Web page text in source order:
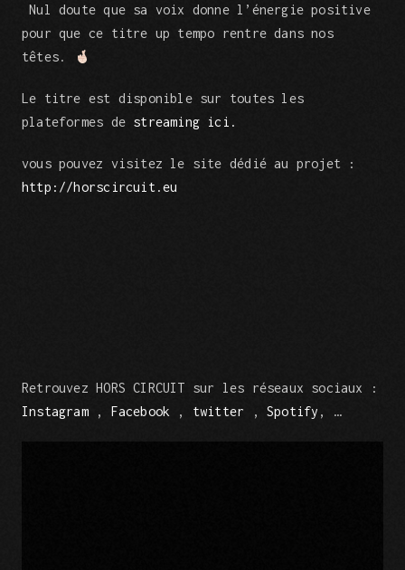
Nul doute que sa voix donne l’énergie positive
pour que ce titre up tempo rentre dans nos
têtes.
Le titre est disponible sur toutes les
plateformes de streaming ici.
vous pouvez visitez le site dédié au projet :
http://horscircuit.eu
Retrouvez HORS CIRCUIT sur les réseaux sociaux :
Instagram, Facebook , twitter , Spotify , …